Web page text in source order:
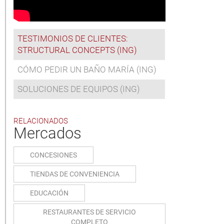
TESTIMONIOS DE CLIENTES:
STRUCTURAL CONCEPTS (ING)
CÓMO PEDIR UN BAÑO MARÍA (ING)
SOLUCIONES DE EQUIPOS (ING)
RELACIONADOS
Mercados
CONCESIONES
TIENDAS DE CONVENIENCIA
EDUCACIÓN
RESTAURANTES DE SERVICIO
COMPLETO